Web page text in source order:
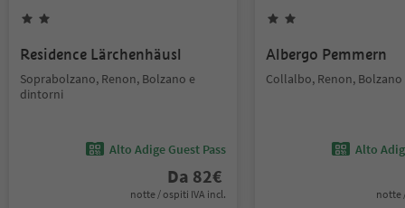
Residence Lärchenhäusl
Soprabolzano, Renon, Bolzano e
dintorni
Alto Adige Guest Pass
Da 82€
notte / ospiti IVA incl.
Albergo Pemmern
Collalbo, Renon,
Alto
notte